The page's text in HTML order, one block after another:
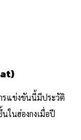
รแข่งขันนี้มีประวัติ
ในฮ่องกงเมื่อปี